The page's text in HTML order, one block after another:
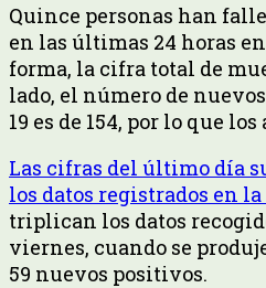
Quince personas han
en las últimas 24 horas
forma, la cifra total de
lado, el número de
19 es de 154, por lo que
Las cifras del último día
los datos registrados en
triplican los datos
viernes, cuando se
59 nuevos positivos.